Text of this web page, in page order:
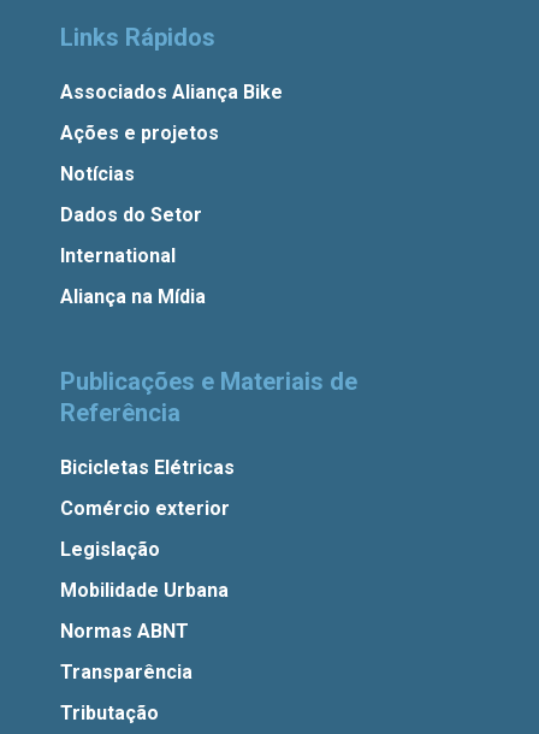
Links Rápidos
Associados Aliança Bike
Ações e projetos
Notícias
Dados do Setor
International
Aliança na Mídia
Publicações e Materiais de
Referência
Bicicletas Elétricas
Comércio exterior
Legislação
Mobilidade Urbana
Normas ABNT
Transparência
Tributação